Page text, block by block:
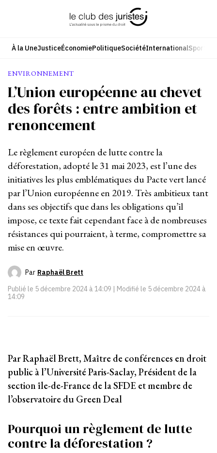
À la UneJusticeÉconomiePolitiqueSociétéInternationalSport
ENVIRONNEMENT
L’Union européenne au chevet
des forêts : entre ambition et
renoncement
Le règlement européen de lutte contre la
déforestation, adopté le 31 mai 2023, est l’une des
initiatives les plus emblématiques du Pacte vert lancé
par l’Union européenne en 2019. Très ambitieux tant
dans ses objectifs que dans les obligations qu’il
impose, ce texte fait cependant face à de nombreuses
résistances qui pourraient, à terme, compromettre sa
mise en œuvre.
Par Raphaël Brett
Publié le 5 décembre 2024 à 14:09 | Modifié le 5 décembre 2024 à
14:09
Par Raphaël Brett, Maître de conférences en droit
public à l’Université Paris-Saclay, Président de la
section île-de-France de la SFDE et membre de
l’observatoire du Green Deal
Pourquoi un règlement de lutte
contre la déforestation ?